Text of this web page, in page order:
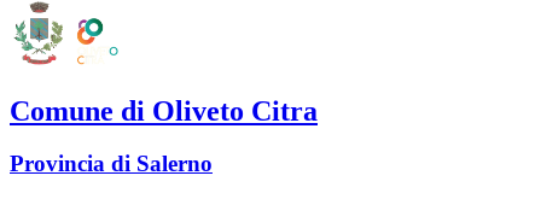
Comune di Oliveto Citra
Provincia di Salerno